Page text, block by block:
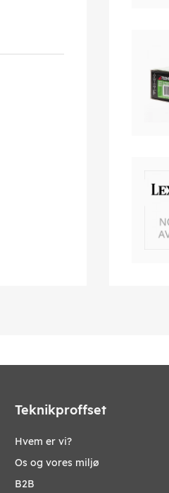
Teknikproffset
Hvem er vi?
Os og vores miljø
B2B